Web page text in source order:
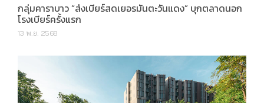
กลุ่มคาราบาว “ส่งเบียร์สดเยอรมันตะวันแดง” บุกตลาดนอก
โรงเบียร์ครั้งแรก
13 พ.ย. 2568